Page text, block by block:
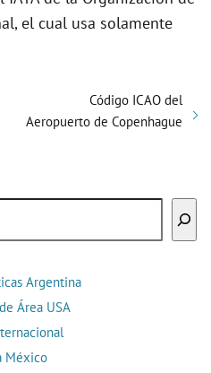
el cual usa solamente
Código ICAO del
Aeropuerto de Copenhague
Argentina
Área USA
México